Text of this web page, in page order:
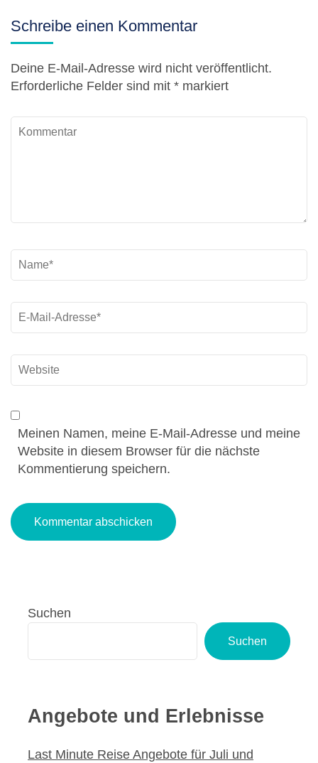
Schreibe einen Kommentar
Deine E-Mail-Adresse wird nicht veröffentlicht.
Erforderliche Felder sind mit * markiert
Kommentar
Name *
E-
Mail
Website
Meinen Namen, meine E-Mail-Adresse und meine
Website in diesem Browser für die nächste
Kommentierung speichern.
Suchen
Suchen
Angebote und Erlebnisse
Last Minute Reise Angebote für Juli und